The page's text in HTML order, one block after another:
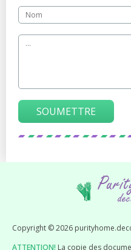
SOUMETTRE
Copyright © 2026
ATTENTION! La copie des